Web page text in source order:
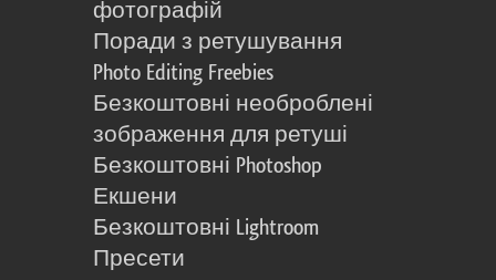
фотографій
Поради з ретушування
Photo Editing Freebies
Безкоштовні необроблені
зображення для ретуші
Безкоштовні Photoshop
Екшени
Безкоштовні Lightroom
Пресети